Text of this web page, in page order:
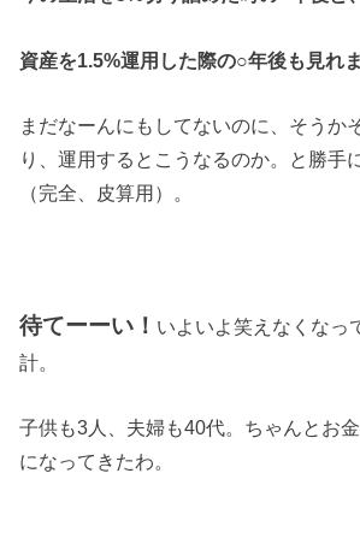
資産を1.5%運用した際の○年後も見れま
まだなーんにもしてないのに、そうか
り、運用するとこうなるのか。と勝手
（完全、皮算用）。
待てーーい！ いよいよ笑えなくなっ
計。
子供も3人、夫婦も40代。ちゃんとお
になってきたわ。